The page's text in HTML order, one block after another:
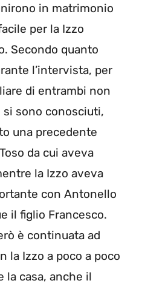
in matrimonio
per la Izzo
Secondo quanto
l’intervista, per
di entrambi non
si sono conosciuti,
una precedente
da cui aveva
la Izzo aveva
con Antonello
il figlio Francesco.
è continuata ad
la Izzo a poco a poco
la casa, anche il